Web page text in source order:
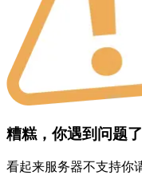
糟糕，你遇到问题了
看起来服务器不支持你